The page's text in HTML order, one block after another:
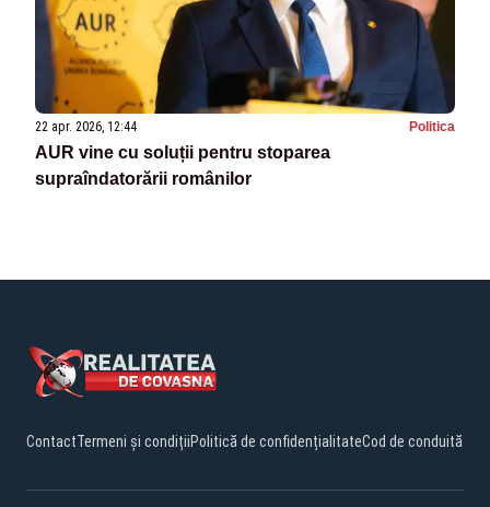
22 apr. 2026, 12:44 Politica
AUR vine cu soluții pentru stoparea
supraîndatorării românilor
ContactTermeni și condițiiPolitică de confidențialitateCod de conduită